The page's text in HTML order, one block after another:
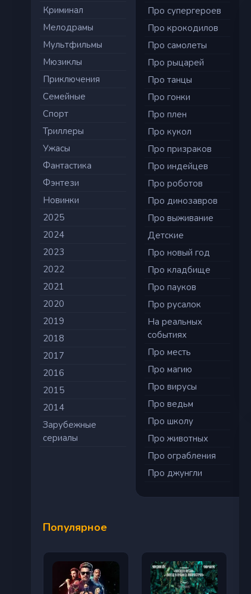
Криминал
Мелодрамы
Мультфильмы
Мюзиклы
Приключения
Семейные
Cпорт
Триллеры
Ужасы
Фантастика
Фэнтези
Новинки
2025
2024
2023
2022
2021
2020
2019
2018
2017
2016
2015
2014
Зарубежные
сериалы
Про супергероев
Про крокодилов
Про самолеты
Про рыцарей
Про танцы
Про гонки
Про плен
Про кукол
Про призраков
Про индейцев
Про роботов
Про динозавров
Про выживание
Детские
Про новый год
Про кладбище
Про пауков
Про русалок
На реальных
событиях
Про месть
Про магию
Про вирусы
Про ведьм
Про школу
Про животных
Про ограбления
Про джунгли
Популярное